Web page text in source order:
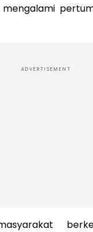
ADVERTISEMENT